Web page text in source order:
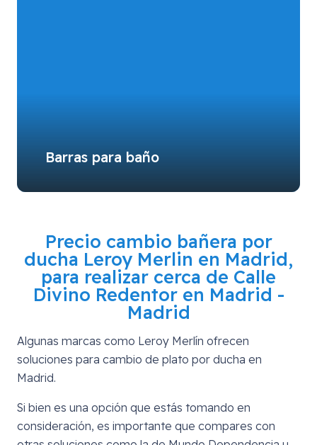
Barras para baño
Precio cambio bañera por
ducha Leroy Merlin en Madrid,
para realizar cerca de Calle
Divino Redentor en Madrid -
Madrid
Algunas marcas como Leroy Merlín ofrecen
soluciones para cambio de plato por ducha en
Madrid.
Si bien es una opción que estás tomando en
consideración, es importante que compares con